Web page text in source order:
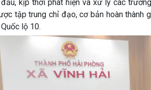
kịp thời phát hiện và xử lý các
tập trung chỉ đạo, cơ bản hoàn
lộ 10.